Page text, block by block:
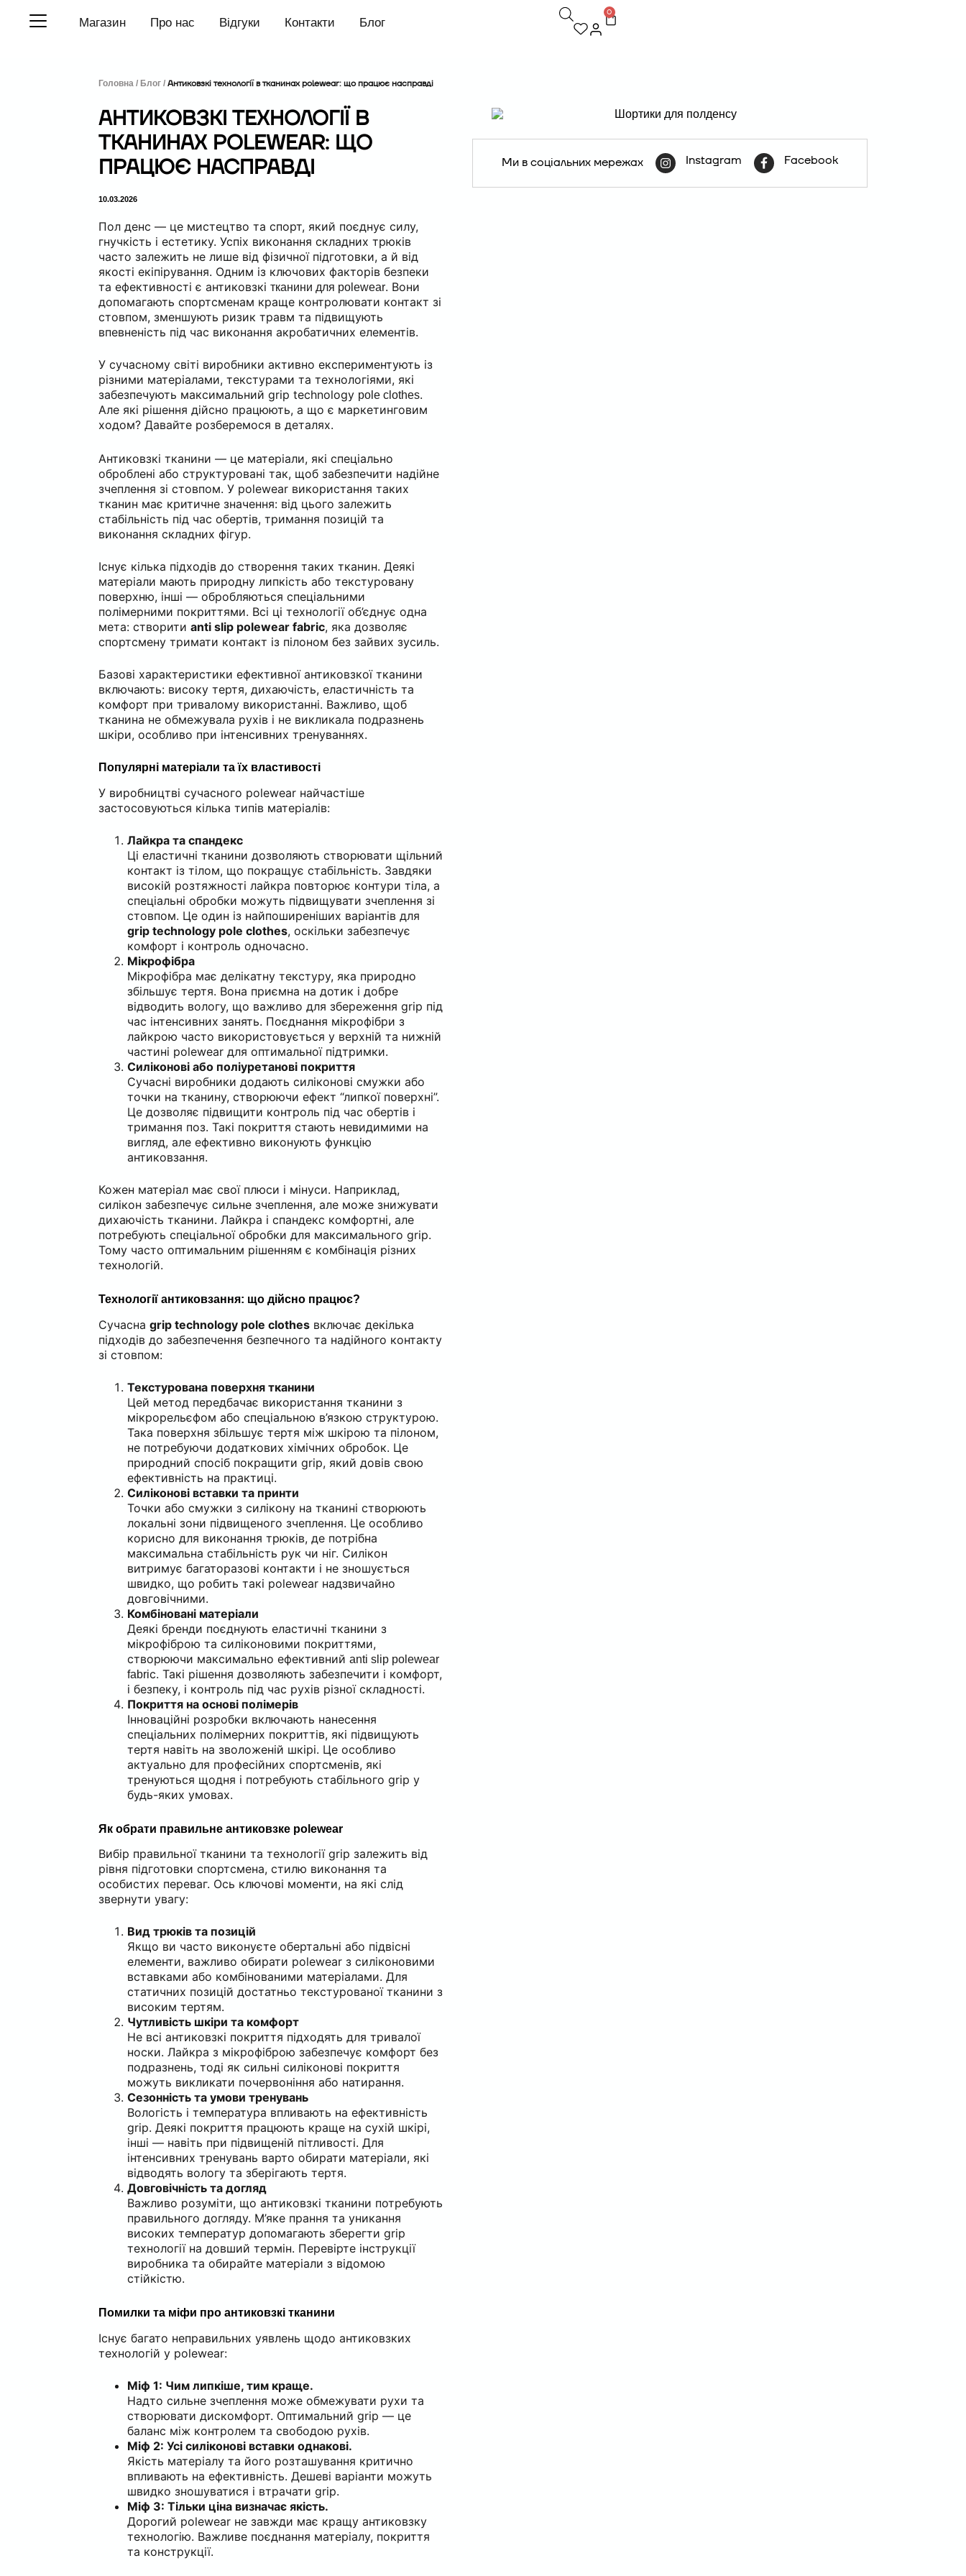
Магазин Про нас Відгуки Контакти Блог
0
Головна / Блог /Антиковзкі технології в тканинах polewear: що працює насправді
АНТИКОВЗКІ ТЕХНОЛОГІЇ В
ТКАНИНАХ POLEWEAR: ЩО
ПРАЦЮЄ НАСПРАВДІ
10.03.2026
Пол денс — це мистецтво та спорт, який поєднує силу,
гнучкість і естетику. Успіх виконання складних трюків
часто залежить не лише від фізичної підготовки, а й від
якості екіпірування. Одним із ключових факторів безпеки
та ефективності є антиковзкітканини для polewear. Вони
допомагають спортсменам краще контролювати контакт зі
стовпом, зменшують ризик травм та підвищують
впевненість під час виконання акробатичних елементів.
У сучасному світі виробники активно експериментують із
різними матеріалами, текстурами та технологіями, які
забезпечують максимальний grip technology pole clothes.
Але які рішення дійсно працюють, а що є маркетинговим
ходом? Давайте розберемося в деталях.
Антиковзкі тканини — це матеріали, які спеціально
оброблені або структуровані так, щоб забезпечити надійне
зчеплення зі стовпом. У polewear використання таких
тканин має критичне значення: від цього залежить
стабільність під час обертів, тримання позицій та
виконання складних фігур.
Існує кілька підходів до створення таких тканин. Деякі
матеріали мають природну липкість або текстуровану
поверхню, інші — обробляються спеціальними
полімерними покриттями. Всі ці технології об’єднує одна
мета: створитиanti slip polewear fabric, яка дозволяє
спортсмену тримати контакт із пілоном без зайвих зусиль.
Базові характеристики ефективної антиковзкої тканини
включають: високу тертя, дихаючість, еластичність та
комфорт при тривалому використанні. Важливо, щоб
тканина не обмежувала рухів і не викликала подразнень
шкіри, особливо при інтенсивних тренуваннях.
Популярні матеріали та їх властивості
У виробництві сучасного polewear найчастіше
застосовуються кілька типів матеріалів:
Лайкра та спандекс
Ці еластичні тканини дозволяють створювати щільний
контакт із тілом, що покращує стабільність. Завдяки
високій розтяжності лайкра повторює контури тіла, а
спеціальні обробки можуть підвищувати зчеплення зі
стовпом. Це один із найпоширеніших варіантів для
grip technology pole clothes, оскільки забезпечує
комфорт і контроль одночасно.
Мікрофібра
Мікрофібра має делікатну текстуру, яка природно
збільшує тертя. Вона приємна на дотик і добре
відводить вологу, що важливо для збереження grip під
час інтенсивних занять. Поєднання мікрофібри з
лайкрою часто використовується у верхній та нижній
частині polewear для оптимальної підтримки.
Силіконові або поліуретанові покриття
Сучасні виробники додають силіконові смужки або
точки на тканину, створюючи ефект “липкої поверхні”.
Це дозволяє підвищити контроль під час обертів і
тримання поз. Такі покриття стають невидимими на
вигляд, але ефективно виконують функцію
антиковзання.
Кожен матеріал має свої плюси і мінуси. Наприклад,
силікон забезпечує сильне зчеплення, але може знижувати
дихаючість тканини. Лайкра і спандекс комфортні, але
потребують спеціальної обробки для максимального grip.
Тому часто оптимальним рішенням є комбінація різних
технологій.
Технології антиковзання: що дійсно працює?
Сучаснаgrip technology pole clothes включає декілька
підходів до забезпечення безпечного та надійного контакту
зі стовпом:
Текстурована поверхня тканини
Цей метод передбачає використання тканини з
мікрорельєфом або спеціальною в’язкою структурою.
Така поверхня збільшує тертя між шкірою та пілоном,
не потребуючи додаткових хімічних обробок. Це
природний спосіб покращити grip, який довів свою
ефективність на практиці.
Силіконові вставки та принти
Точки або смужки з силікону на тканині створюють
локальні зони підвищеного зчеплення. Це особливо
корисно для виконання трюків, де потрібна
максимальна стабільність рук чи ніг. Силікон
витримує багаторазові контакти і не зношується
швидко, що робить такі polewear надзвичайно
довговічними.
Комбіновані матеріали
Деякі бренди поєднують еластичні тканини з
мікрофіброю та силіконовими покриттями,
створюючи максимально ефективнийanti slip polewear
fabric. Такі рішення дозволяють забезпечити і комфорт,
і безпеку, і контроль під час рухів різної складності.
Покриття на основі полімерів
Інноваційні розробки включають нанесення
спеціальних полімерних покриттів, які підвищують
тертя навіть на зволоженій шкірі. Це особливо
актуально для професійних спортсменів, які
тренуються щодня і потребують стабільного grip у
будь-яких умовах.
Як обрати правильне антиковзке polewear
Вибір правильної тканини та технології grip залежить від
рівня підготовки спортсмена, стилю виконання та
особистих переваг. Ось ключові моменти, на які слід
звернути увагу:
Вид трюків та позицій
Якщо ви часто виконуєте обертальні або підвісні
елементи, важливо обирати polewear з силіконовими
вставками або комбінованими матеріалами. Для
статичних позицій достатньо текстурованої тканини з
високим тертям.
Чутливість шкіри та комфорт
Не всі антиковзкі покриття підходять для тривалої
носки. Лайкра з мікрофіброю забезпечує комфорт без
подразнень, тоді як сильні силіконові покриття
можуть викликати почервоніння або натирання.
Сезонність та умови тренувань
Вологість і температура впливають на ефективність
grip. Деякі покриття працюють краще на сухій шкірі,
інші — навіть при підвищеній пітливості. Для
інтенсивних тренувань варто обирати матеріали, які
відводять вологу та зберігають тертя.
Довговічність та догляд
Важливо розуміти, що антиковзкі тканини потребують
правильного догляду. М’яке прання та уникання
високих температур допомагають зберегти grip
технології на довший термін. Перевірте інструкції
виробника та обирайте матеріали з відомою
стійкістю.
Помилки та міфи про антиковзкі тканини
Існує багато неправильних уявлень щодо антиковзких
технологій у polewear:
Міф 1: Чим липкіше, тим краще.
Надто сильне зчеплення може обмежувати рухи та
створювати дискомфорт. Оптимальний grip — це
баланс між контролем та свободою рухів.
Міф 2: Усі силіконові вставки однакові.
Якість матеріалу та його розташування критично
впливають на ефективність. Дешеві варіанти можуть
швидко зношуватися і втрачати grip.
Міф 3: Тільки ціна визначає якість.
Дорогий polewear не завжди має кращу антиковзку
технологію. Важливе поєднання матеріалу, покриття
та конструкції.
Ми в соціальних мережах Instagram Facebook